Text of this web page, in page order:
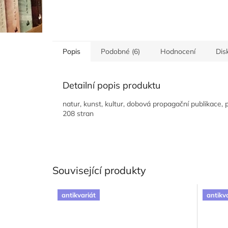
Popis Podobné (6) Hodnocení
Detailní popis produktu
natur, kunst, kultur, dobová propagační
208 stran
Související produkty
antikvariát